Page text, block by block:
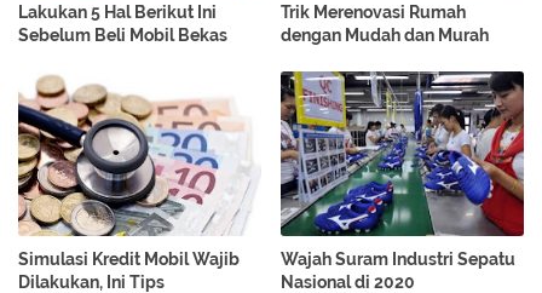
Lakukan 5 Hal Berikut Ini
Sebelum Beli Mobil Bekas
Trik Merenovasi Rumah
dengan Mudah dan Murah
Simulasi Kredit Mobil Wajib
Dilakukan, Ini Tips
Wajah Suram Industri Sepatu
Nasional di 2020